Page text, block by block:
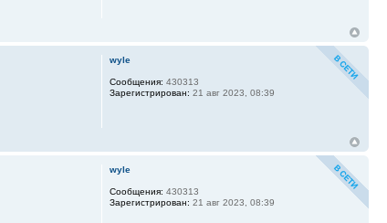
wyle
Сообщения: 430313
Зарегистрирован: 21 авг 2023, 08:39
wyle
Сообщения: 430313
Зарегистрирован: 21 авг 2023, 08:39